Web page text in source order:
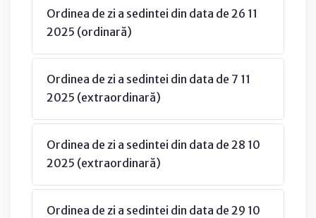
Ordinea de zi a sedintei din data de 26 11
2025 (ordinară)
Ordinea de zi a sedintei din data de 7 11
2025 (extraordinară)
Ordinea de zi a sedintei din data de 28 10
2025 (extraordinară)
Ordinea de zi a sedintei din data de 29 10